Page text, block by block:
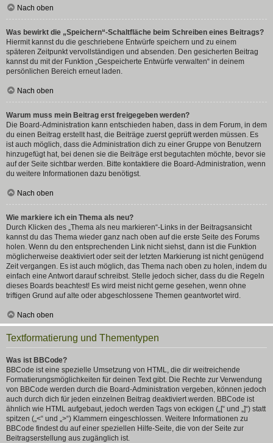
Nach oben
Was bewirkt die „Speichern“-Schaltfläche beim Schreiben eines Beitrags?
Hiermit kannst du die geschriebene Entwürfe speichern und zu einem
späteren Zeitpunkt vervollständigen und absenden. Den gesicherten Beitrag
kannst du mit der Funktion „Gespeicherte Entwürfe verwalten“ in deinem
persönlichen Bereich erneut laden.
Nach oben
Warum muss mein Beitrag erst freigegeben werden?
Die Board-Administration kann entschieden haben, dass in dem Forum, in dem
du einen Beitrag erstellt hast, die Beiträge zuerst geprüft werden müssen. Es
ist auch möglich, dass die Administration dich zu einer Gruppe von Benutzern
hinzugefügt hat, bei denen sie die Beiträge erst begutachten möchte, bevor sie
auf der Seite sichtbar werden. Bitte kontaktiere die Board-Administration, wenn
du weitere Informationen dazu benötigst.
Nach oben
Wie markiere ich ein Thema als neu?
Durch Klicken des „Thema als neu markieren“-Links in der Beitragsansicht
kannst du das Thema wieder ganz nach oben auf die erste Seite des Forums
holen. Wenn du den entsprechenden Link nicht siehst, dann ist die Funktion
möglicherweise deaktiviert oder seit der letzten Markierung ist nicht genügend
Zeit vergangen. Es ist auch möglich, das Thema nach oben zu holen, indem du
einfach eine Antwort darauf schreibst. Stelle jedoch sicher, dass du die Regeln
dieses Boards beachtest! Es wird meist nicht gerne gesehen, wenn ohne
triftigen Grund auf alte oder abgeschlossene Themen geantwortet wird.
Nach oben
Textformatierung und Thementypen
Was ist BBCode?
BBCode ist eine spezielle Umsetzung von HTML, die dir weitreichende
Formatierungsmöglichkeiten für deinen Text gibt. Die Rechte zur Verwendung
von BBCode werden durch die Board-Administration vergeben, können jedoch
auch durch dich für jeden einzelnen Beitrag deaktiviert werden. BBCode ist
ähnlich wie HTML aufgebaut, jedoch werden Tags von eckigen („[“ und „]“) statt
spitzen („<“ und „>“) Klammern eingeschlossen. Weitere Informationen zu
BBCode findest du auf einer speziellen Hilfe-Seite, die von der Seite zur
Beitragserstellung aus zugänglich ist.